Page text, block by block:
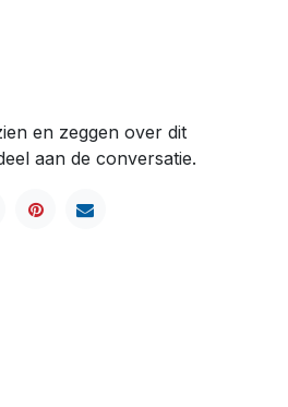
en zeggen over dit
aan de conversatie.